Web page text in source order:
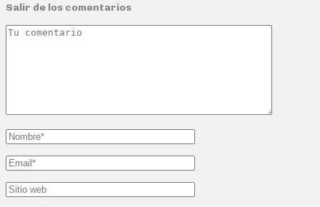
Salir de los comentarios